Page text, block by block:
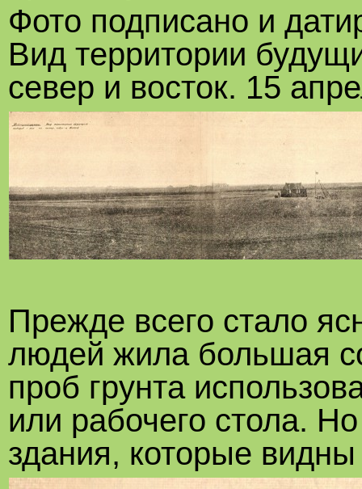
Фото подписано и
Вид территории
север и восток. 15
Прежде всего стало
людей жила большая
проб грунта
или рабочего стола.
здания, которые